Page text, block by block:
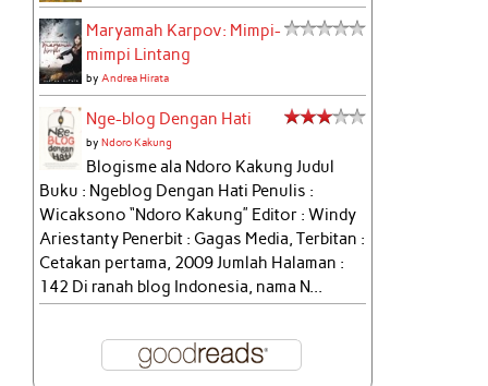
Maryamah Karpov: Mimpi-
mimpi Lintang
byAndrea Hirata
Nge-blog Dengan Hati
byNdoro Kakung
Blogisme ala Ndoro Kakung Judul
Buku : Ngeblog Dengan Hati Penulis :
Wicaksono “Ndoro Kakung” Editor : Windy
Ariestanty Penerbit : Gagas Media, Terbitan :
Cetakan pertama, 2009 Jumlah Halaman :
142 Di ranah blog Indonesia, nama N...